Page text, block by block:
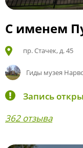
С именем
пр. Стачек, д. 45
Гиды музея
Запись
362 отзыва